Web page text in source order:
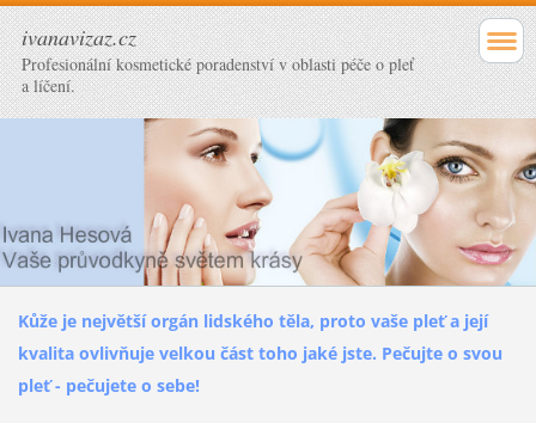
ivanavizaz.cz
Profesionální kosmetické poradenství v oblasti péče o pleť
a líčení.
Kůže je největší orgán lidského těla, proto vaše pleť a její
kvalita ovlivňuje velkou část toho jaké jste. Pečujte o svou
pleť - pečujete o sebe!